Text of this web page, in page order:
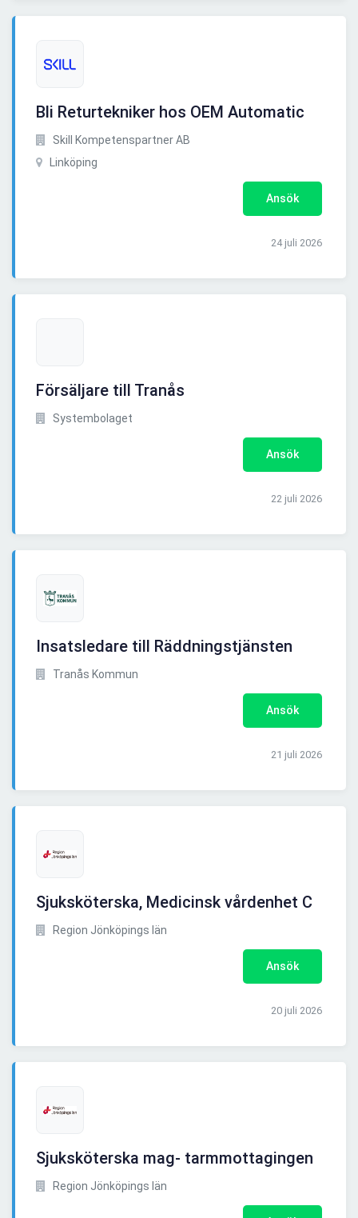
Bli Returtekniker hos OEM Automatic
Skill Kompetenspartner AB
Linköping
Ansök
24 juli 2026
Försäljare till Tranås
Systembolaget
Ansök
22 juli 2026
Insatsledare till Räddningstjänsten
Tranås Kommun
Ansök
21 juli 2026
Sjuksköterska, Medicinsk vårdenhet C
Region Jönköpings län
Ansök
20 juli 2026
Sjuksköterska mag- tarmmottagingen
Region Jönköpings län